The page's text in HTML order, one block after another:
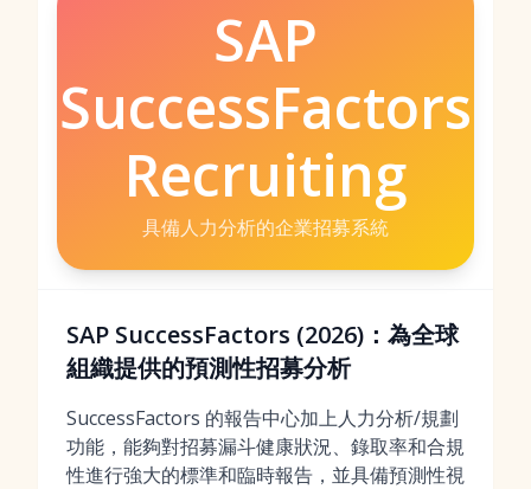
SAP
SuccessFactors
Recruiting
具備人力分析的企業招募系統
SAP SuccessFactors (2026)：為全球
組織提供的預測性招募分析
SuccessFactors 的報告中心加上人力分析/規劃
功能，能夠對招募漏斗健康狀況、錄取率和合規
性進行強大的標準和臨時報告，並具備預測性視